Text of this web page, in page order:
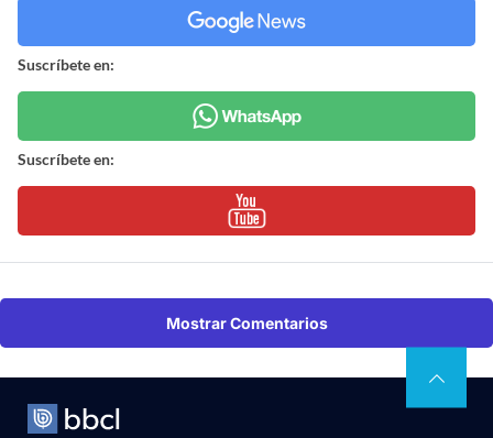
Suscríbete en:
Suscríbete en:
Mostrar Comentarios